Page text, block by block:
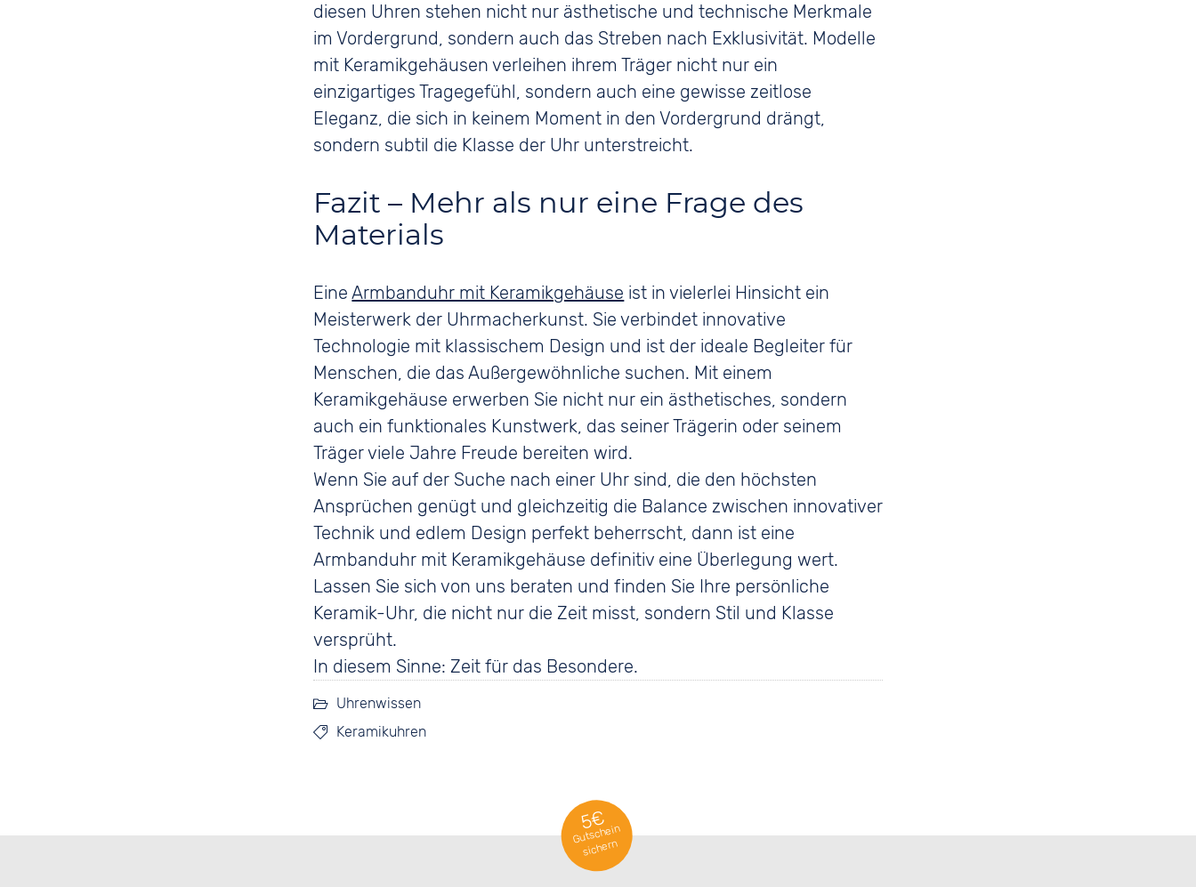
diesen Uhren stehen nicht nur ästhetische und technische Merkmale
im Vordergrund, sondern auch das Streben nach Exklusivität. Modelle
mit Keramikgehäusen verleihen ihrem Träger nicht nur ein
einzigartiges Tragegefühl, sondern auch eine gewisse zeitlose
Eleganz, die sich in keinem Moment in den Vordergrund drängt,
sondern subtil die Klasse der Uhr unterstreicht.
Fazit – Mehr als nur eine Frage des
Materials
EineArmbanduhr mit Keramikgehäuse ist in vielerlei Hinsicht ein
Meisterwerk der Uhrmacherkunst. Sie verbindet innovative
Technologie mit klassischem Design und ist der ideale Begleiter für
Menschen, die das Außergewöhnliche suchen. Mit einem
Keramikgehäuse erwerben Sie nicht nur ein ästhetisches, sondern
auch ein funktionales Kunstwerk, das seiner Trägerin oder seinem
Träger viele Jahre Freude bereiten wird.
Wenn Sie auf der Suche nach einer Uhr sind, die den höchsten
Ansprüchen genügt und gleichzeitig die Balance zwischen innovativer
Technik und edlem Design perfekt beherrscht, dann ist eine
Armbanduhr mit Keramikgehäuse definitiv eine Überlegung wert.
Lassen Sie sich von uns beraten und finden Sie Ihre persönliche
Keramik-Uhr, die nicht nur die Zeit misst, sondern Stil und Klasse
versprüht.
In diesem Sinne: Zeit für das Besondere.
Uhrenwissen
Keramikuhren
5€
Gutschein
sichern